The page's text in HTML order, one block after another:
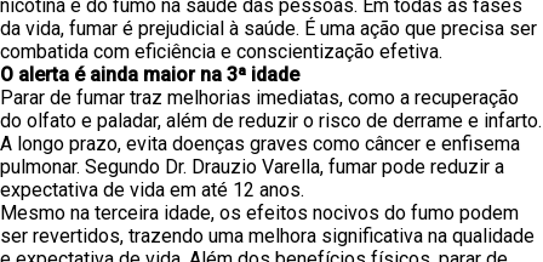
nicotina e do fumo na saúde das pessoas. Em todas as fases
da vida, fumar é prejudicial à saúde. É uma ação que precisa ser
combatida com eficiência e conscientização efetiva.
O alerta é ainda maior na 3ª idade
Parar de fumar traz melhorias imediatas, como a recuperação
do olfato e paladar, além de reduzir o risco de derrame e infarto.
A longo prazo, evita doenças graves como câncer e enfisema
pulmonar. Segundo Dr. Drauzio Varella, fumar pode reduzir a
expectativa de vida em até 12 anos.
Mesmo na terceira idade, os efeitos nocivos do fumo podem
ser revertidos, trazendo uma melhora significativa na qualidade